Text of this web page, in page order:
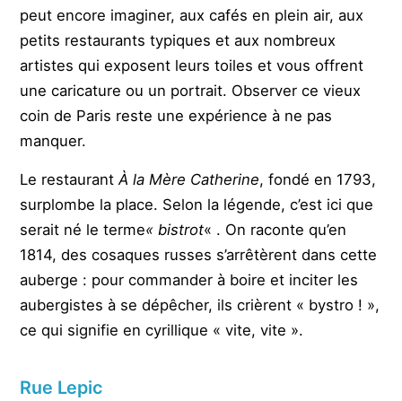
peut encore imaginer, aux cafés en plein air, aux
petits restaurants typiques et aux nombreux
artistes qui exposent leurs toiles et vous offrent
une caricature ou un portrait. Observer ce vieux
coin de Paris reste une expérience à ne pas
manquer.
Le restaurantÀ la Mère Catherine, fondé en 1793,
surplombe la place. Selon la légende, c’est ici que
serait né le terme« bistrot« . On raconte qu’en
1814, des cosaques russes s’arrêtèrent dans cette
auberge : pour commander à boire et inciter les
aubergistes à se dépêcher, ils crièrent « bystro ! »,
ce qui signifie en cyrillique « vite, vite ».
Rue Lepic